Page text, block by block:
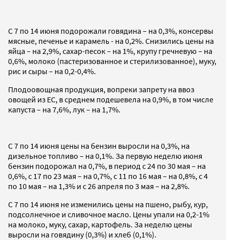
С 7 по 14 июня подорожали говядина – на 0,3%, консервы
мясные, печенье и карамель - на 0,2%. Снизились цены на
яйца – на 2,9%, сахар-песок – на 1%, крупу гречневую – на
0,6%, молоко (пастеризованное и стерилизованное), муку,
рис и сыры – на 0,2-0,4%.
Плодоовощная продукция, вопреки запрету на ввоз
овощей из ЕС, в среднем подешевела на 0,9%, в том числе
капуста – на 7,6%, лук – на 1,7%.
С 7 по 14 июня цены на бензин выросли на 0,3%, на
дизельное топливо – на 0,1%. За первую неделю июня
бензин подорожал на 0,7%, в период с 24 по 30 мая – на
0,6%, с 17 по 23 мая – на 0,7%, с 11 по 16 мая – на 0,8%, с 4
по 10 мая – на 1,3% и с 26 апреля по 3 мая – на 2,8%.
С 7 по 14 июня не изменились цены на пшено, рыбу, кур,
подсолнечное и сливочное масло. Цены упали на 0,2-1%
на молоко, муку, сахар, картофель. За неделю цены
выросли на говядину (0,3%) и хлеб (0,1%).